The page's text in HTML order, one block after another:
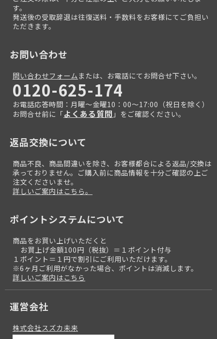
す。
発送後の受取辞退は往復送料・手数料をお客様にてご負担い
ただきます。
お問い合わせ
問い合わせフォームまたは、お電話にてお問合せ下さい。
0120-625-174
お電話応答時間：月曜～金曜10：00～17:00（祝日を除く）
お問合せ前に「よくある質問 」をご確認ください。
返品交換について
商品不良、商品間違いを除き、お客様都合による返品/交換は
承っておりません。ご購入前に商品情報を十分ご確認の上ご
注文くださいませ。
詳しいご案内はこちら。
ポイントシステムについて
商品をお買い上げいただくと
お買上げ金額100円（税抜）＝１ポイント付与
１ポイント＝１円で割引にご利用いただけます。
※6ヶ月ご利用がなかった場合、ポイントは消滅します。
詳しいご案内はこちら
運営会社
株式会社スズカ未来